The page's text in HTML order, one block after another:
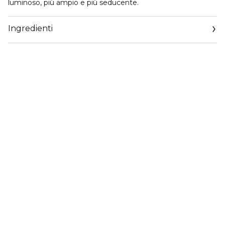
luminoso, più ampio e più seducente.
Ingredienti